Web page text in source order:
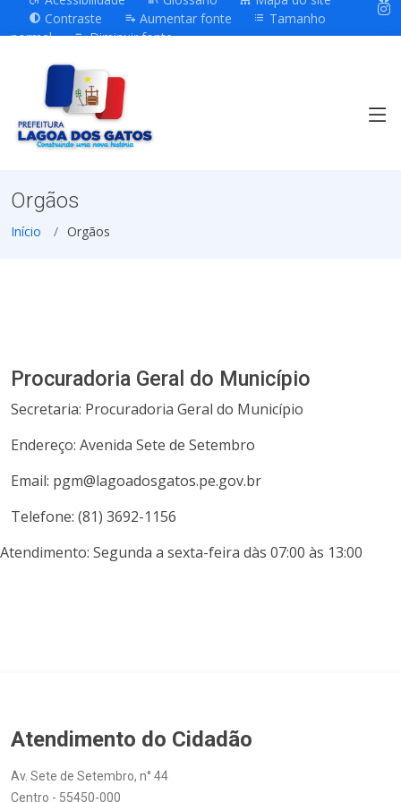
Contraste
Aumentar fonte
Tamanho
normal
Diminuir fonte
Orgãos
Início Orgãos
Procuradoria Geral do Município
Secretaria: Procuradoria Geral do Município
Endereço: Avenida Sete de Setembro
Email: pgm@lagoadosgatos.pe.gov.br
Telefone: (81) 3692-1156
Atendimento: Segunda a sexta-feira dàs 07:00 às 13:00
Atendimento do Cidadão
Av. Sete de Setembro, n° 44
Centro - 55450-000